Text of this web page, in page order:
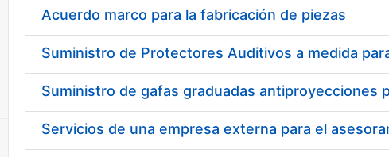
Acuerdo marco para la fabricación de piezas